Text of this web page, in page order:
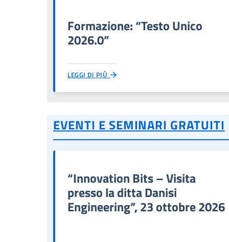
Formazione: “Testo Unico
2026.0”
LEGGI DI PIÙ
EVENTI E SEMINARI GRATUITI
“Innovation Bits – Visita
presso la ditta Danisi
Engineering”, 23 ottobre 2026